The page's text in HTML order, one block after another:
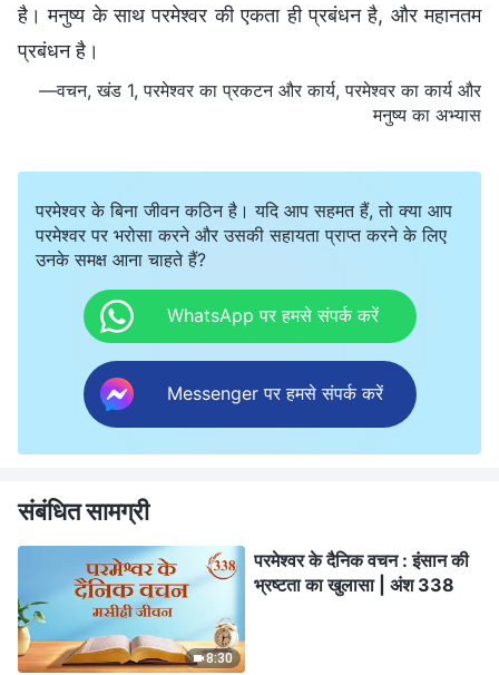
है। मनुष्य के साथ परमेश्वर की एकता ही प्रबंधन है, और महानतम
प्रबंधन है।
—वचन, खंड 1, परमेश्वर का प्रकटन और कार्य, परमेश्वर का कार्य और
मनुष्य का अभ्यास
परमेश्वर के बिना जीवन कठिन है। यदि आप सहमत हैं, तो क्या आप
परमेश्वर पर भरोसा करने और उसकी सहायता प्राप्त करने के लिए
उनके समक्ष आना चाहते हैं?
WhatsApp पर हमसे संपर्क करें
Messenger पर हमसे संपर्क करें
संबंधित सामग्री
8:30
परमेश्वर के दैनिक वचन : इंसान की
भ्रष्टता का खुलासा | अंश 338